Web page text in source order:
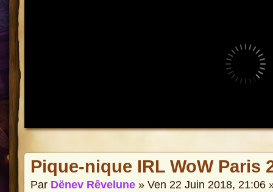
Pique-nique IRL WoW Paris
Par Dënev Rêvelune » Ven 22 Juin 2018, 21:06